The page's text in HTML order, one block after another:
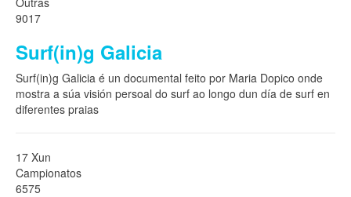
9017
Surf(in)g Galicia
Surf(in)g Galicia é un documental feito por Maria Dopico onde
mostra a súa visión persoal do surf ao longo dun día de surf en
diferentes praias
17 Xun
Campionatos
6575